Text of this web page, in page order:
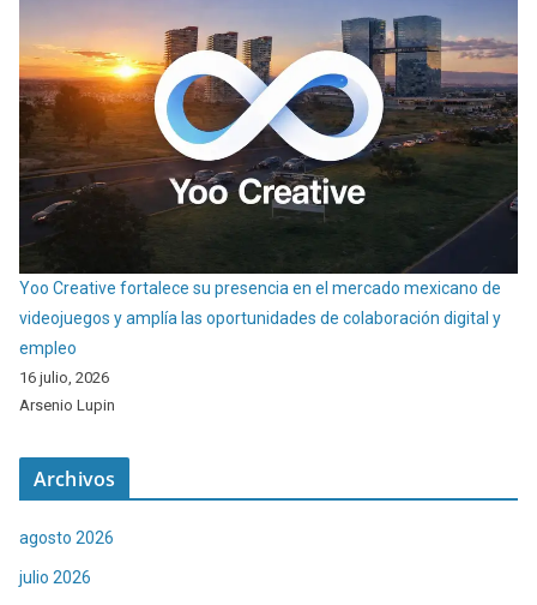
Yoo Creative fortalece su presencia en el mercado mexicano de
videojuegos y amplía las oportunidades de colaboración digital y
empleo
16 julio, 2026
Arsenio Lupin
Archivos
agosto 2026
julio 2026